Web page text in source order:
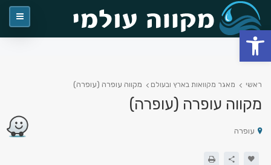
ראשי מאגר מקוואות בארץ ובעולם מקווה עופרה (עופרה)
מקווה עופרה (עופרה)
עופרה
פתח סרגל נגישות